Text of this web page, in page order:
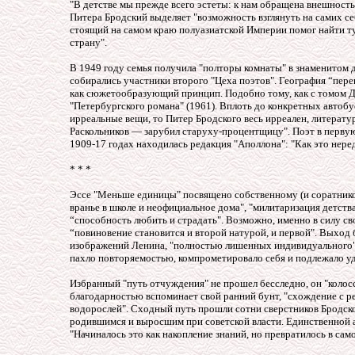
"В детстве мы прежде всего эстеты: к нам обращена
Питера Бродский выделяет "возможность взглянуть на самих
стоящий на самом краю полуазиатской Империи помог найти
страну".
В 1949 году семья получила "полторы комнаты" в
собирались участники второго "Цеха поэтов". География
как сюжетообразующий принцип. Подобно тому, как с томом
"Петербургского романа" (1961). Вплоть до конкретных
ирреальные вещи, то Питер Бродского весь ирреален,
Раскольников — зарубил старуху-процентщицу". Поэт в
1909-17 годах находилась редакция "Аполлона": "Как это
* * *
Эссе "Меньше единицы" посвящено собственному (и
вранье в школе и неофициальное дома", "милитаризация
“способность любить и страдать". Возможно, именно в силу
“повиновение становится и второй натурой, и первой".
изображений Ленина, "полностью лишенных
пахло повторяемостью, компрометировало себя и подлежало
Избранный "путь отчуждения" не прошел бесследно, он
благодарностью вспоминает свой ранний бунт, "схождение с
водорослей". Сходный путь прошли сотни сверстников
родившимся и выросшим при советской власти. Единственной
"Начиналось это как накопление знаний, но превратилось в